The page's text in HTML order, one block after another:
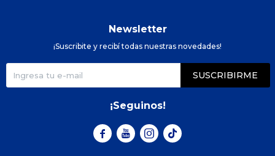
Newsletter
¡Suscribite y recibí todas nuestras novedades!
SUSCRIBIRME
¡Seguinos!
  